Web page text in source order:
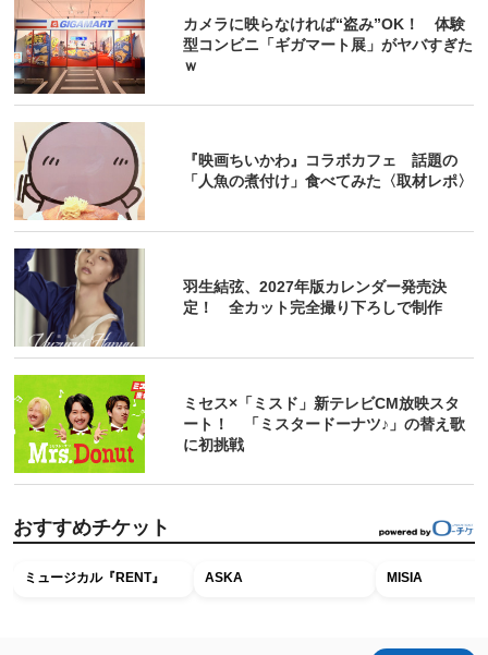
カメラに映らなければ“盗み”OK！ 体験
型コンビニ「ギガマート展」がヤバすぎた
ｗ
『映画ちいかわ』コラボカフェ 話題の
「人魚の煮付け」食べてみた〈取材レポ〉
羽生結弦、2027年版カレンダー発売決
定！ 全カット完全撮り下ろしで制作
ミセス×「ミスド」新テレビCM放映スタ
ート！ 「ミスタードーナツ♪」の替え歌
に初挑戦
おすすめチケット
ミュージカル『RENT』 ASKA MISIA